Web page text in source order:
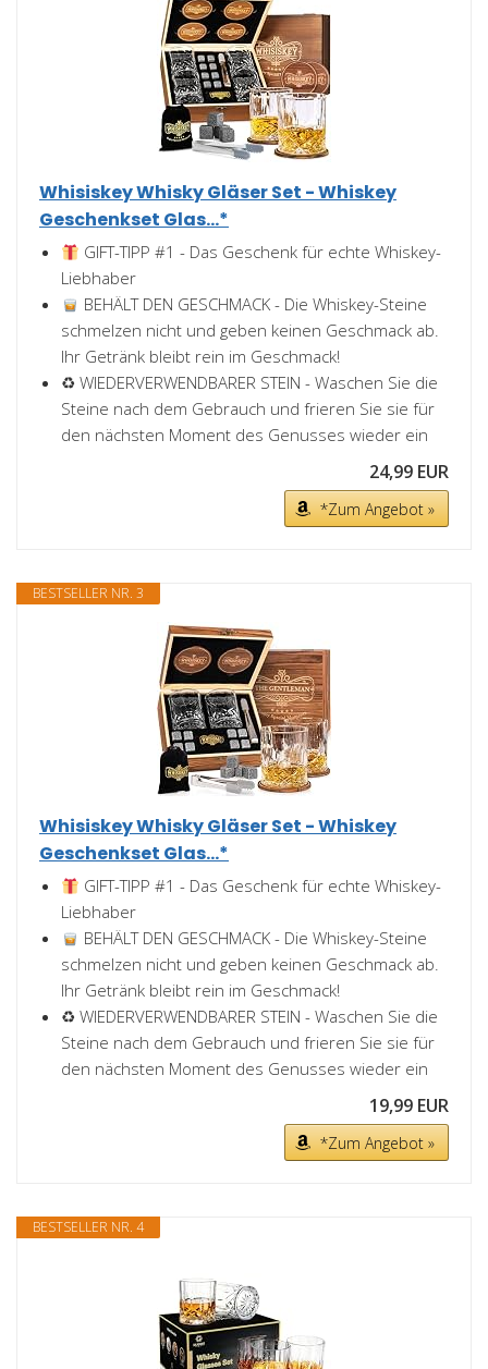
Whisiskey Whisky Gläser Set - Whiskey
Geschenkset Glas...*
GIFT-TIPP #1 - Das Geschenk für echte Whiskey-
Liebhaber
BEHÄLT DEN GESCHMACK - Die Whiskey-Steine
schmelzen nicht und geben keinen Geschmack ab.
Ihr Getränk bleibt rein im Geschmack!
♻ WIEDERVERWENDBARER STEIN - Waschen Sie die
Steine nach dem Gebrauch und frieren Sie sie für
den nächsten Moment des Genusses wieder ein
24,99 EUR
*Zum Angebot »
BESTSELLER NR. 3
Whisiskey Whisky Gläser Set - Whiskey
Geschenkset Glas...*
GIFT-TIPP #1 - Das Geschenk für echte Whiskey-
Liebhaber
BEHÄLT DEN GESCHMACK - Die Whiskey-Steine
schmelzen nicht und geben keinen Geschmack ab.
Ihr Getränk bleibt rein im Geschmack!
♻ WIEDERVERWENDBARER STEIN - Waschen Sie die
Steine nach dem Gebrauch und frieren Sie sie für
den nächsten Moment des Genusses wieder ein
19,99 EUR
*Zum Angebot »
BESTSELLER NR. 4